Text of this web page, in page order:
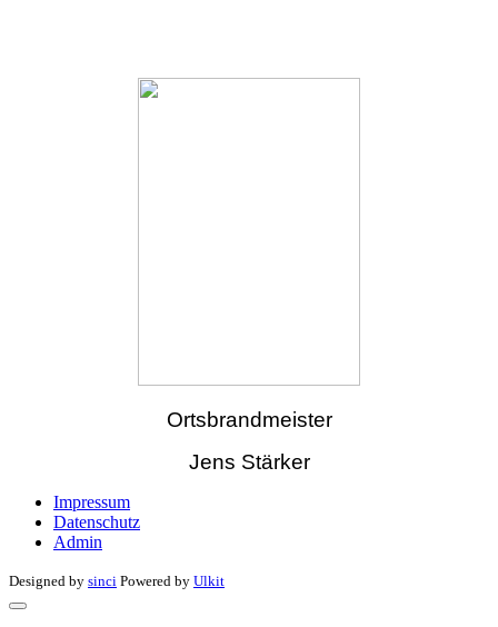
Ortsbrandmeister
Jens Stärker
Impressum
Datenschutz
Admin
Designed by sinci Powered by Ulkit